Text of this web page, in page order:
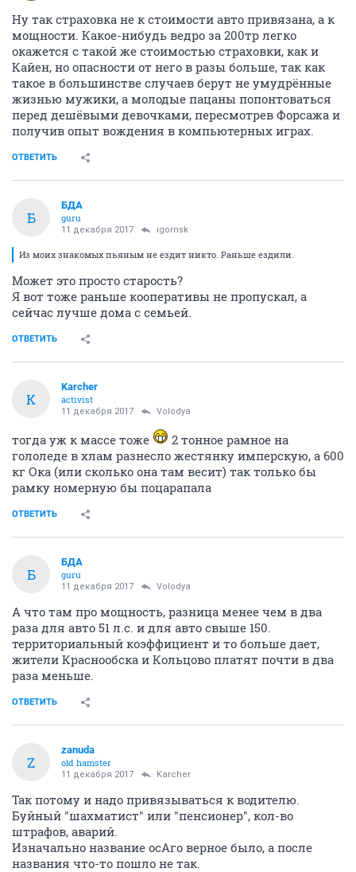
Ну так страховка не к стоимости авто привязана, а к
мощности. Какое-нибудь ведро за 200тр легко
окажется с такой же стоимостью страховки, как и
Кайен, но опасности от него в разы больше, так как
такое в большинстве случаев берут не умудрённые
жизнью мужики, а молодые пацаны попонтоваться
перед дешёвыми девочками, пересмотрев Форсажа и
получив опыт вождения в компьютерных играх.
ОТВЕТИТЬ
Б
БДА
guru
11 декабря 2017 igornsk
Из моих знакомых пьяным не ездит никто. Раньше ездили.
Может это просто старость?
Я вот тоже раньше кооперативы не пропускал, а
сейчас лучше дома с семьей.
ОТВЕТИТЬ
K
Karcher
activist
11 декабря 2017 Volodya
тогда уж к массе тоже
2 тонное рамное на
гололеде в хлам разнесло жестянку имперскую, а 600
кг Ока (или сколько она там весит) так только бы
рамку номерную бы поцарапала
ОТВЕТИТЬ
Б
БДА
guru
11 декабря 2017 Volodya
А что там про мощность, разница менее чем в два
раза для авто 51 л.с. и для авто свыше 150.
территориальный коэффициент и то больше дает,
жители Краснообска и Кольцово платят почти в два
раза меньше.
ОТВЕТИТЬ
Z
zanuda
old hamster
11 декабря 2017 Karcher
Так потому и надо привязываться к водителю.
Буйный "шахматист" или "пенсионер", кол-во
штрафов, аварий.
Изначально название осАго верное было, а после
названия что-то пошло не так.